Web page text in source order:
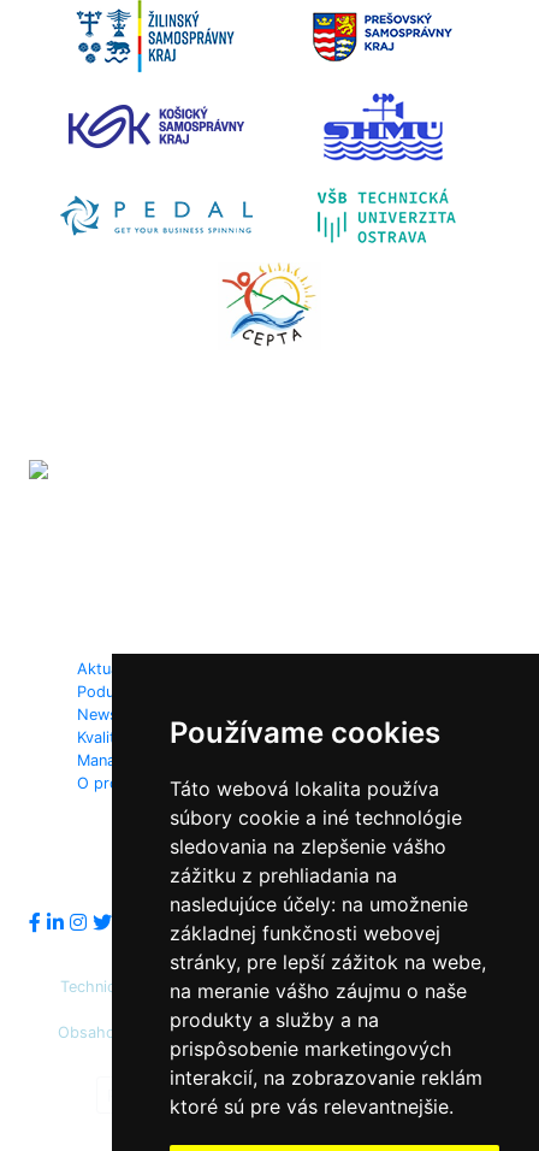
Používame cookies
Táto webová lokalita používa
súbory cookie a iné technológie
sledovania na zlepšenie vášho
zážitku z prehliadania na
nasledujúce účely: na umožnenie
základnej funkčnosti webovej
stránky, pre lepší zážitok na webe,
na meranie vášho záujmu o naše
produkty a služby a na
prispôsobenie marketingových
interakcií, na zobrazovanie reklám
ktoré sú pre vás relevantnejšie.
Aktuality
Podujatia
Newsletter
Kvalita ovzdušia
Manažéri kvality ovzdušia
O projekte
Kontakt
Sledujte nás:
Technický prevádzkovateľ: Slovenská agentúra životného
prostredia
Obsahový správca: Ministerstvo životného prostredia SR,
Slovenská agentúra životného prostredia
Predvolená farebnosť Vysoký kontrast